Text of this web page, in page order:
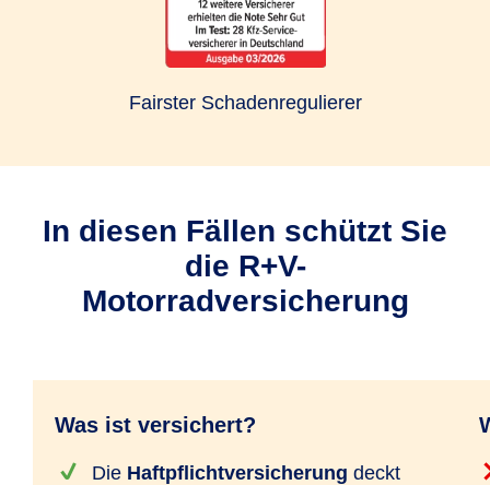
Fairster Schadenregulierer
In diesen Fällen schützt Sie
die R+V-
Motorradversicherung
Was ist versichert?
Die Haftpflichtversicherung deckt